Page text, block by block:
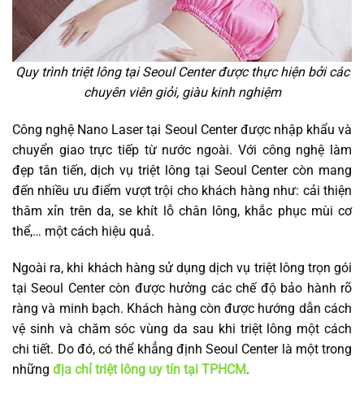
Quy trình triệt lông tại Seoul Center được thực hiện bởi các
chuyên viên giỏi, giàu kinh nghiệm
Công nghệ Nano Laser tại Seoul Center được nhập khẩu và
chuyển giao trực tiếp từ nước ngoài. Với công nghệ làm
đẹp tân tiến, dịch vụ triệt lông tại Seoul Center còn mang
đến nhiều ưu điểm vượt trội cho khách hàng như: cải thiện
thâm xỉn trên da, se khít lỗ chân lông, khắc phục mùi cơ
thể,… một cách hiệu quả.
Ngoài ra, khi khách hàng sử dụng dịch vụ triệt lông trọn gói
tại Seoul Center còn được hưởng các chế độ bảo hành rõ
ràng và minh bạch. Khách hàng còn được hướng dẫn cách
vệ sinh và chăm sóc vùng da sau khi triệt lông một cách
chi tiết. Do đó, có thể khẳng định Seoul Center là một trong
những địa chỉ triệt lông uy tín tại TPHCM.